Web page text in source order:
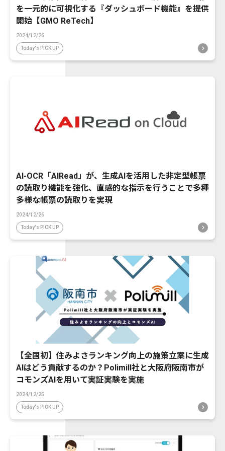
を一元的に可視化する『ダッシュボード機能』を提供
開始【GMO ReTech】
2024/12/26
Today's PICK UP
AI-OCR「AIRead」が、生成AIを活用した非定型帳票
の読取り機能を強化、直感的な指示を行うことで多種
多様な帳票の読取りを実現
2024/12/26
Today's PICK UP
【全国初】住みよさランキング向上の施策立案に生成
AIはどう貢献するのか？Polimill社と大阪府阪南市が
コモンズAIを用いて実証実験を実施
2024/12/25
Today's PICK UP